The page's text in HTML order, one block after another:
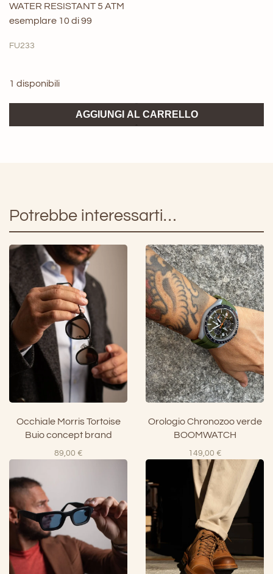
WATER RESISTANT 5 ATM
esemplare 10 di 99
FU233
1 disponibili
Agguato
AGGIUNGI AL CARRELLO
Potrebbe interessarti…
Occhiale Morris Tortoise
Buio concept brand
89,00 €
Orologio Chronozoo verde
BOOMWATCH
149,00 €